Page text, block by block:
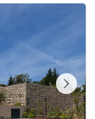
Guardate l'intera
galleria sulla